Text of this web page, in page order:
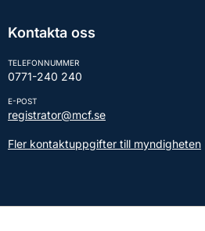
Kontakta oss
TELEFONNUMMER
0771-240 240
E-POST
registrator@mcf.se
Fler kontaktuppgifter till myndigheten